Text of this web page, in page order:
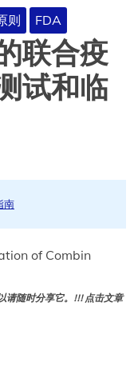
则 FDA
联合疫
试和临
南
of Combin
请随时分享它。!!! 点击文章